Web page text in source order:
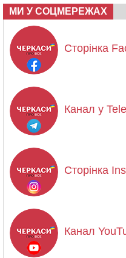
МИ У СОЦМЕРЕЖАХ
Сторінка
Канал у
Сторінка
Канал